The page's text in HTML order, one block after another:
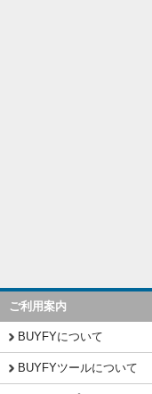
ご利用案内
BUYFYについて
BUYFYツールについて